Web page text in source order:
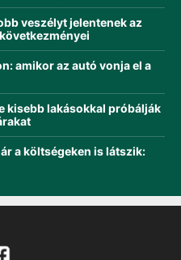
veszélyt jelentenek az
amikor az autó vonja el a
kisebb lakásokkal próbálják
a költségeken is látszik: